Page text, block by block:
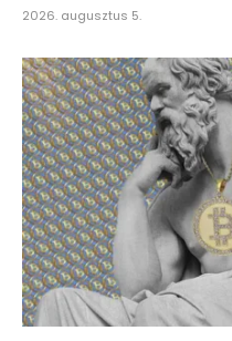
2026. augusztus 5.